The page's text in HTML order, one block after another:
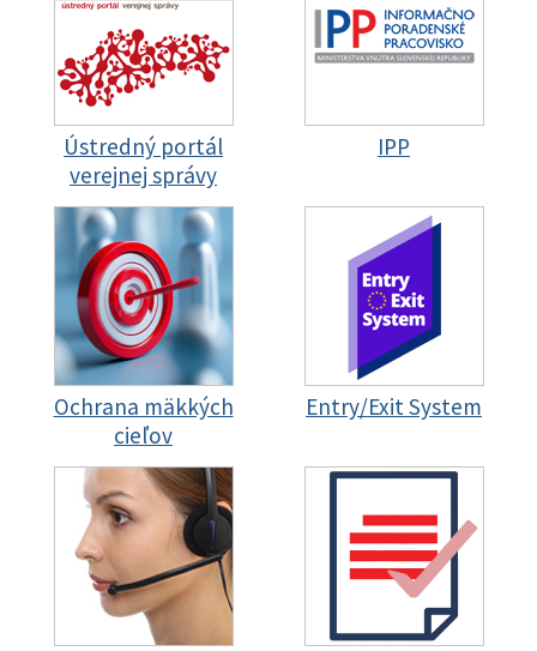
Ústredný portál
verejnej správy
IPP
Ochrana mäkkých
cieľov
Entry/Exit System